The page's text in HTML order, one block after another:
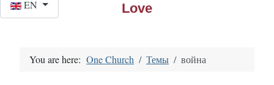
Love
EN
You are here: One Church Темы война